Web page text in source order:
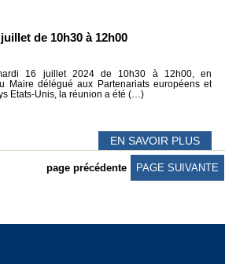
de 10h30 à 12h00
16 juillet 2024 de 10h30 à 12h00, en
Maire délégué aux Partenariats européens et
Etats-Unis, la réunion a été (…)
EN SAVOIR PLUS
page précédente PAGE SUIVANTE